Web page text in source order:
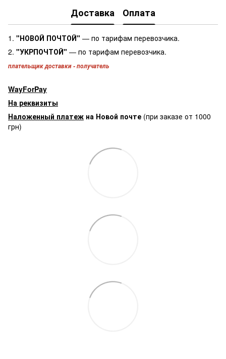
Доставка Оплата
1. "НОВОЙ ПОЧТОЙ" — по тарифам перевозчика.
2. "УКРПОЧТОЙ" — по тарифам перевозчика.
плательщик доставки - получатель
WayForPay
На реквизиты
Наложенный платеж на Новой почте (при заказе от 1000
грн)